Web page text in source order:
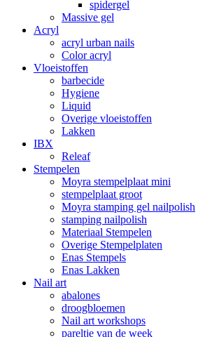
spidergel
Massive gel
Acryl
acryl urban nails
Color acryl
Vloeistoffen
barbecide
Hygiene
Liquid
Overige vloeistoffen
Lakken
IBX
Releaf
Stempelen
Moyra stempelplaat mini
stempelplaat groot
Moyra stamping gel nailpolish
stamping nailpolish
Materiaal Stempelen
Overige Stempelplaten
Enas Stempels
Enas Lakken
Nail art
abalones
droogbloemen
Nail art workshops
pareltje van de week